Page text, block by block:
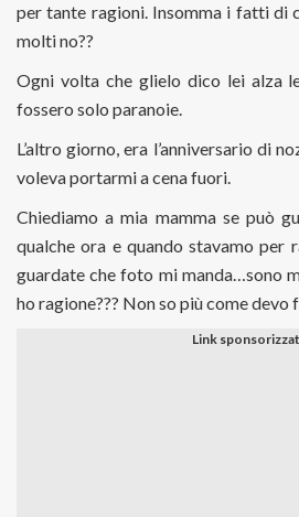
per tante ragioni. Insomma i fatti di
molti no??
Ogni volta che glielo dico lei alza
fossero solo paranoie.
L’altro giorno, era l’anniversario di
voleva portarmi a cena fuori.
Chiediamo a mia mamma se può
qualche ora e quando stavamo per
guardate che foto mi manda…sono
ho ragione??? Non so più come devo